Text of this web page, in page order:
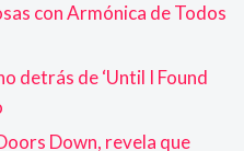
con Armónica de Todos
detrás de ‘Until I Found
Down, revela que